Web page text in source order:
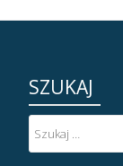
SZUKAJ